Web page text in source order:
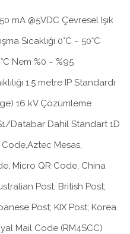
mA @5VDC Çevresel Işık
Sıcaklığı 0°C ~ 50°C
Nem %0 ~ %95
1,5 metre IP Standardı
16 kV Çözümleme
Databar Dahil Standart 1D
Mesas,
Micro QR Code, China
Post; British Post;
Post; KIX Post; Korea
Mail Code (RM4SCC)